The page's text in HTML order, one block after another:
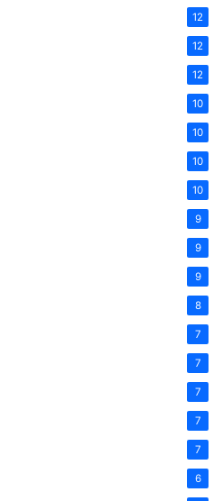
12
12
12
10
10
10
10
9
9
9
8
7
7
7
7
7
6